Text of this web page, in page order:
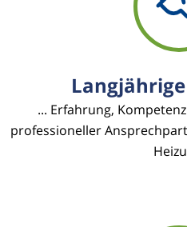
... Erfahrung,
professioneller